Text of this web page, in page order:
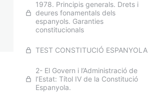
1978. Principis generals. Drets i
deures fonamentals dels
espanyols. Garanties
constitucionals
TEST CONSTITUCIÓ ESPANYOLA
2- El Govern i l’Administració de
l’Estat: Títol IV de la Constitució
Espanyola.